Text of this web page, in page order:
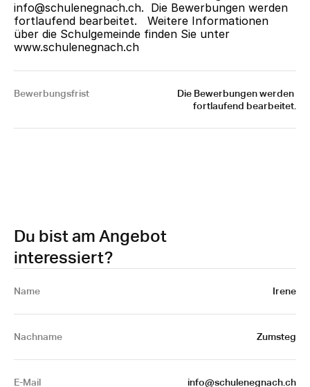
info@schulenegnach.ch.  Die Bewerbungen werden
fortlaufend bearbeitet.   Weitere Informationen
www.schulenegnach.ch
Bewerbungsfrist
Die Bewerbungen werden
fortlaufend bearbeitet.
Du bist am Angebot
interessiert?
Name Irene
Nachname Zumsteg
E-Mail info@schulenegnach.ch